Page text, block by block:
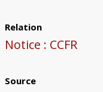
Relation
Notice : CCFR
Source